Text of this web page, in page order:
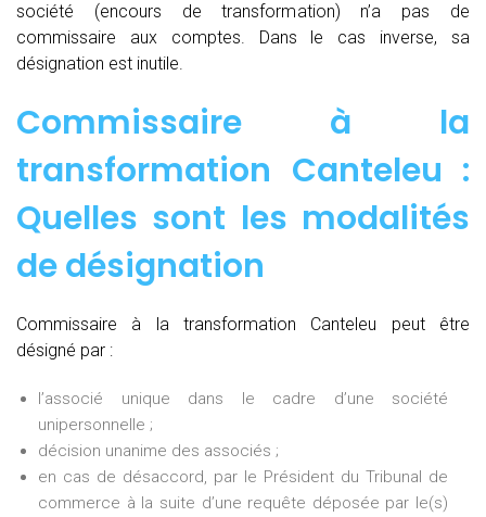
société (encours de transformation) n’a pas de
commissaire aux comptes. Dans le cas inverse, sa
désignation est inutile.
Commissaire à la
transformation Canteleu :
Quelles sont les modalités
de désignation
Commissaire à la transformation Canteleu peut être
désigné par :
l’associé unique dans le cadre d’une société
unipersonnelle ;
décision unanime des associés ;
en cas de désaccord, par le Président du Tribunal de
commerce à la suite d’une requête déposée par le(s)